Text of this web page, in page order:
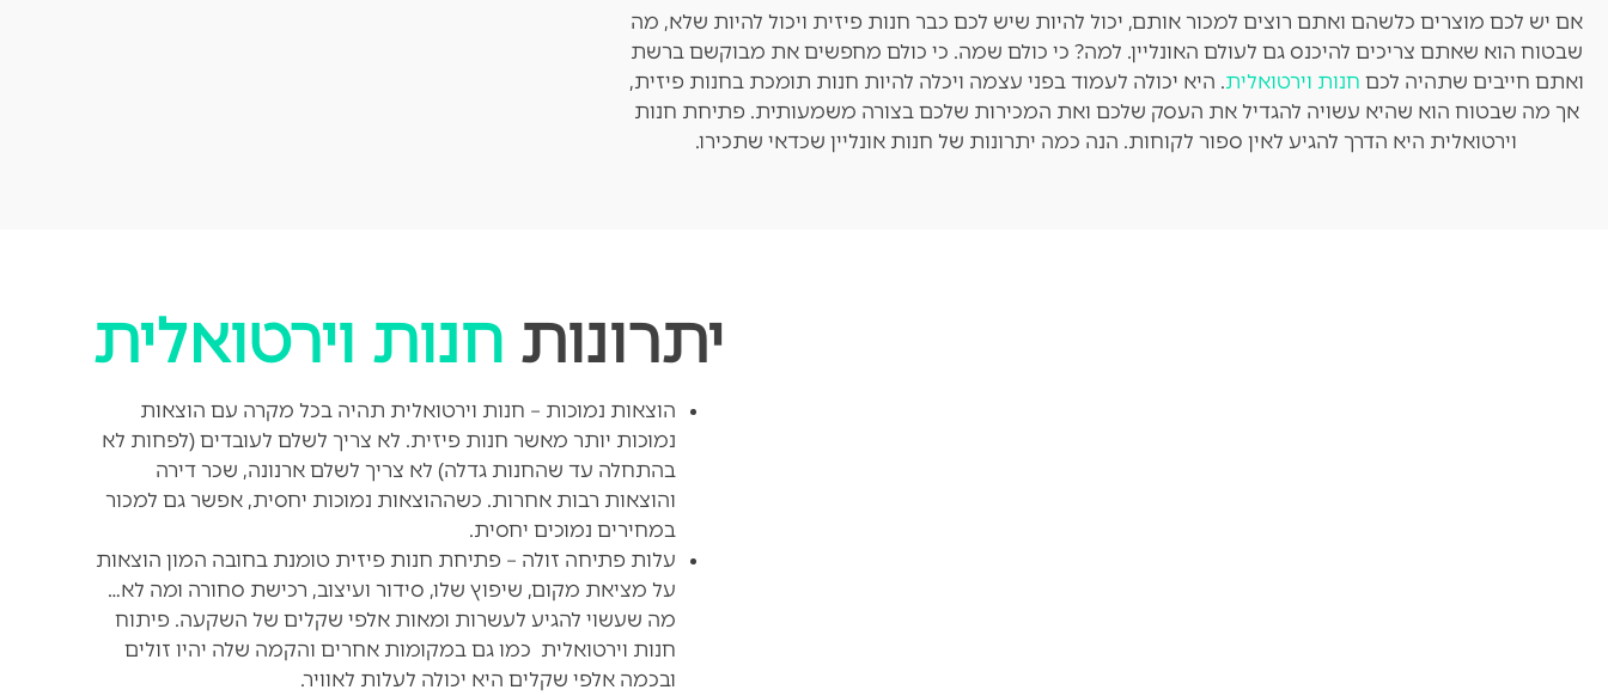
אם יש לכם מוצרים כלשהם ואתם רוצים למכור אותם, יכול להיות שיש לכם כבר חנות פיזית ויכול להיות שלא, מה
שבטוח הוא שאתם צריכים להיכנס גם לעולם האונליין. למה? כי כולם שמה. כי כולם מחפשים את מבוקשם ברשת
ואתם חייבים שתהיה לכם חנות וירטואלית. היא יכולה לעמוד בפני עצמה ויכלה להיות חנות תומכת בחנות פיזית,
אך מה שבטוח הוא שהיא עשויה להגדיל את העסק שלכם ואת המכירות שלכם בצורה משמעותית. פתיחת חנות
וירטואלית היא הדרך להגיע לאין ספור לקוחות. הנה כמה יתרונות של חנות אונליין שכדאי שתכירו.
יתרונות חנות וירטואלית
הוצאות נמוכות – חנות וירטואלית תהיה בכל מקרה עם הוצאות
נמוכות יותר מאשר חנות פיזית. לא צריך לשלם לעובדים (לפחות לא
בהתחלה עד שהחנות גדלה) לא צריך לשלם ארנונה, שכר דירה
והוצאות רבות אחרות. כשההוצאות נמוכות יחסית, אפשר גם למכור
במחירים נמוכים יחסית.
עלות פתיחה זולה – פתיחת חנות פיזית טומנת בחובה המון הוצאות
על מציאת מקום, שיפוץ שלו, סידור ועיצוב, רכישת סחורה ומה לא…
מה שעשוי להגיע לעשרות ומאות אלפי שקלים של השקעה. פיתוח
חנות וירטואלית כמו גם במקומות אחרים והקמה שלה יהיו זולים
ובכמה אלפי שקלים היא יכולה לעלות לאוויר.